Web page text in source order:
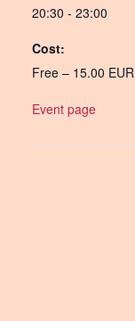
20:30 - 23:00
Cost:
Free – 15.00 EUR
Event page